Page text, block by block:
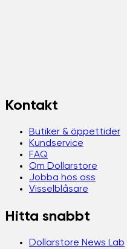
Kontakt
Butiker & öppettider
Kundservice
FAQ
Om Dollarstore
Jobba hos oss
Visselblåsare
Hitta snabbt
Dollarstore News Lab